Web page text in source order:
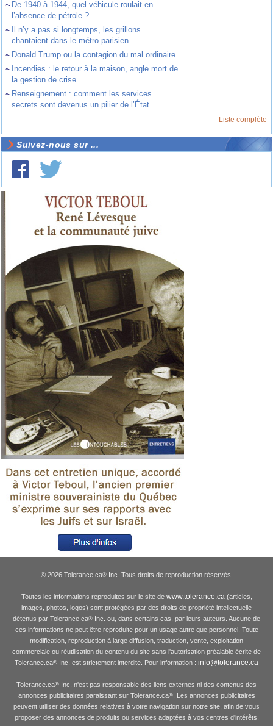
~ De 1940 à 1944, quel véhicule roulait en
l’absence de pétrole ?
~ Il n’y a pas si longtemps, les grillons
chantaient dans le métro parisien
~ Donald Trump ou la contagion du mal ordinaire
~ Incendies : le retour à la maison, angle mort de
la gestion de crise
~ Renseignement : comment les services
secrets sont devenus un pilier de l’État
Liste complète
Suivez-nous sur ...
© 2026 Tolerance.ca®Inc. Tous droits de reproduction réservés.
Toutes les informations reproduites sur le site de www.tolerance.ca (articles,
images, photos, logos) sont protégées par des droits de propriété intellectuelle
détenus par Tolerance.ca® Inc. ou, dans certains cas, par leurs auteurs. Aucune de
ces informations ne peut être reproduite pour un usage autre que personnel. Toute
modification, reproduction à large diffusion, traduction, vente, exploitation
commerciale ou réutilisation du contenu du site sans l'autorisation préalable écrite de
Tolerance.ca® Inc. est strictement interdite. Pour information : info@tolerance.ca
Tolerance.ca® Inc. n'est pas responsable des liens externes ni des contenus des
annonces publicitaires paraissant sur Tolerance.ca®. Les annonces publicitaires
peuvent utiliser des données relatives à votre navigation sur notre site, afin de vous
proposer des annonces de produits ou services adaptées à vos centres d'intérêts.